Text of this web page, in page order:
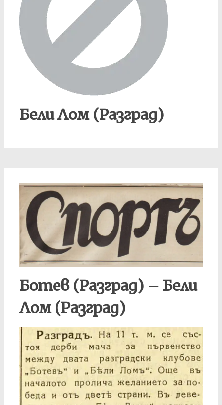
Бели Лом (Разград)
Ботев (Разград) – Бели
Лом (Разград)